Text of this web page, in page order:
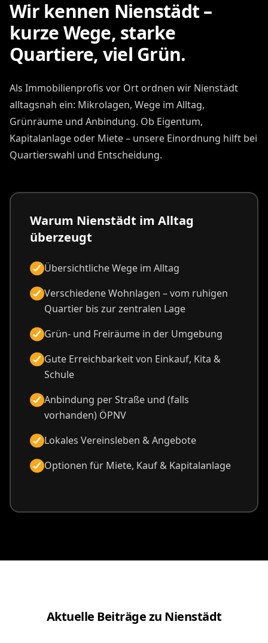
Wir kennen Nienstädt –
kurze Wege, starke
Quartiere, viel Grün.
Als Immobilienprofis vor Ort ordnen wir Nienstädt
alltagsnah ein: Mikrolagen, Wege im Alltag,
Grünräume und Anbindung. Ob Eigentum,
Kapitalanlage oder Miete – unsere Einordnung hilft bei
Quartierswahl und Entscheidung.
Warum Nienstädt im Alltag
überzeugt
Übersichtliche Wege im Alltag
Verschiedene Wohnlagen – vom ruhigen
Quartier bis zur zentralen Lage
Grün- und Freiräume in der Umgebung
Gute Erreichbarkeit von Einkauf, Kita &
Schule
Anbindung per Straße und (falls
vorhanden) ÖPNV
Lokales Vereinsleben & Angebote
Optionen für Miete, Kauf & Kapitalanlage
Aktuelle Beiträge zu Nienstädt